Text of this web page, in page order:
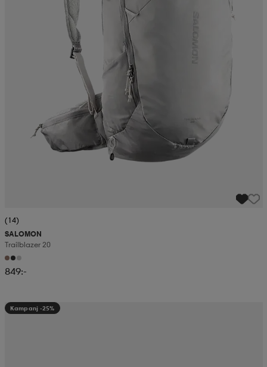
(14)
SALOMON
Trailblazer 20
849:-
Kampanj -25%